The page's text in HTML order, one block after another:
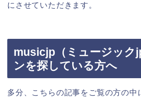
にさせていただきます。
musicjp（ミュージック
ンを探している方へ
多分、こちらの記事をご覧の方の中